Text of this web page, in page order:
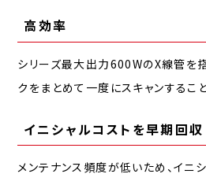
高効率
シリーズ最大出力600WのX線管を
クをまとめて一度にスキャンするこ
イニシャルコストを早期回収
メンテナンス頻度が低いため、イニ